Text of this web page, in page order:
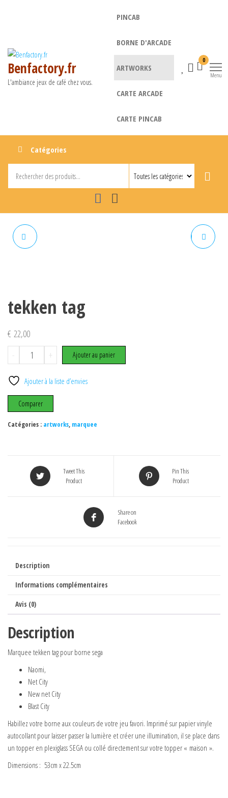
Benfactory.fr
L'ambiance jeux de café chez vous.
PINCAB
BORNE D'ARCADE
ARTWORKS
CARTE ARCADE
CARTE PINCAB
0
Menu
Catégories
STREET FIGHTER Z NAOMI
tekken tag
€ 22,00
-
quantité
de
tekken
tag
+ Ajouter au panier
Ajouter à la liste d’envies
Comparer
Catégories : artworks, marquee
Tweet This
Product
Pin This
Product
Share on
Facebook
Description
Informations complémentaires
Avis (0)
Description
Marquee tekken tag pour borne sega
Naomi,
Net City
New net City
Blast City
Habillez votre borne aux couleurs de votre jeu favori. Imprimé sur papier vinyle
autocollant pour laisser passer la lumière et créer une illumination, il se place dans
un topper en plexiglass SEGA ou collé directement sur votre topper « maison ».
Dimensions : 53cm x 22.5cm